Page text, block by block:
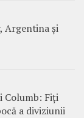
Argentina și
Columb: Fiți
a diviziunii